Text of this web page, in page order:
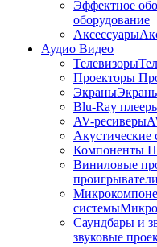
Эффектное
оборудование
Аксессуары
Аудио Видео
Телевизоры
Проекторы
Экраны
Blu-Ray
AV-ресиверы
Акустические
Компоненты
Виниловые
проигрыватели
системы
Саундбары и
звуковые